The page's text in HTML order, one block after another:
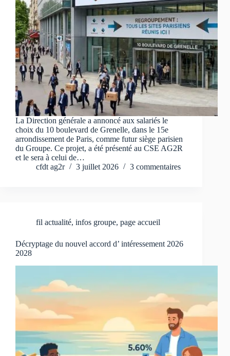
La Direction générale a annoncé aux salariés le
choix du 10 boulevard de Grenelle, dans le 15e
arrondissement de Paris, comme futur siège parisien
du Groupe. Ce projet, a été présenté au CSE AG2R
et le sera à celui de…
cfdt ag2r
3 juillet 2026 3 commentaires
fil actualité, infos groupe, page accueil
Décryptage du nouvel accord d’ intéressement 2026
2028